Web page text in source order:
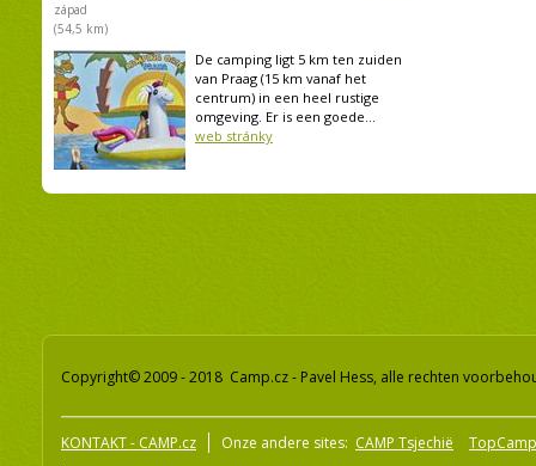
západ
(54,5 km)
De camping ligt 5 km ten zuiden
van Praag (15 km vanaf het
centrum) in een heel rustige
omgeving. Er is een goede...
web stránky
Copyright© 2009 - 2018 Camp.cz - Pavel Hess, alle rechten
KONTAKT - CAMP.cz Onze andere sites: CAMP Tsjechië